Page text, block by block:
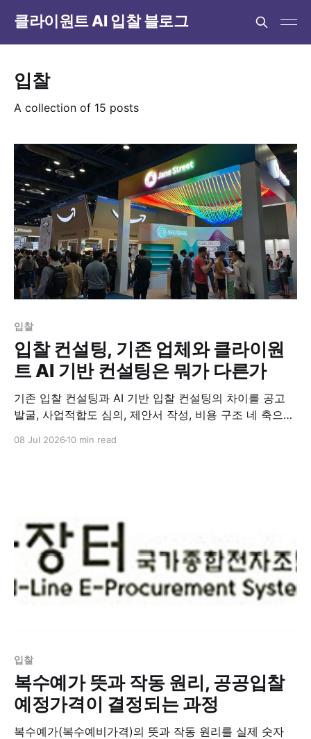
클라이원트 AI 입찰 블로그
입찰
A collection of 15 posts
입찰
입찰 컨설팅, 기존 업체와 클라이원
트 AI 기반 컨설팅은 뭐가 다른가
기존 입찰 컨설팅과 AI 기반 입찰 컨설팅의 차이를 공고
발굴, 사업적합도 심의, 제안서 작성, 비용 구조 네 축으로
08 Jul 2026 10 min read
입찰
복수예가 뜻과 작동 원리, 공공입찰
예정가격이 결정되는 과정
복수예가(복수예비가격)의 뜻과 작동 원리를 실제 숫자